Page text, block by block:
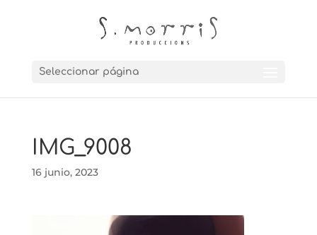
Seleccionar página
IMG_9008
16 junio, 2023